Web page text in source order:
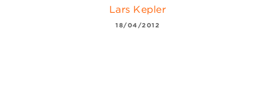
Lars Kepler
18/04/2012